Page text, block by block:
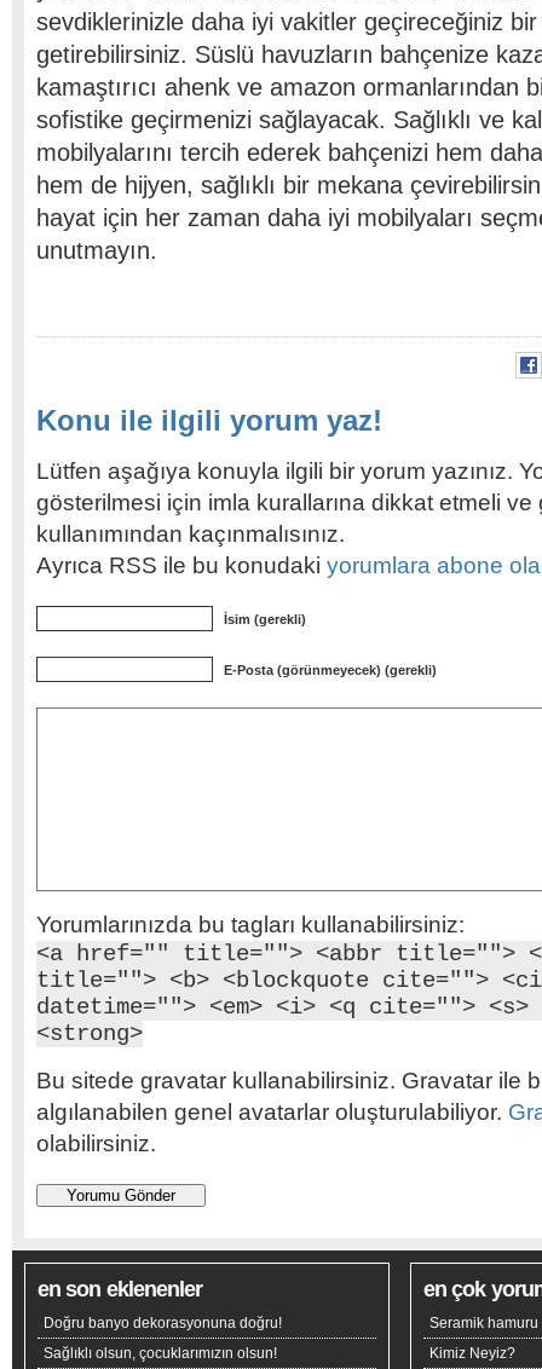
sevdiklerinizle daha iyi vakitler geçireceğiniz
getirebilirsiniz. Süslü havuzların bahçenize
kamaştırıcı ahenk ve amazon ormanlarından
sofistike geçirmenizi sağlayacak. Sağlıklı ve
mobilyalarını tercih ederek bahçenizi hem
hem de hijyen, sağlıklı bir mekana
hayat için her zaman daha iyi mobilyaları
unutmayın.
Konu ile ilgili yorum yaz!
Lütfen aşağıya konuyla ilgili bir yorum yazınız.
gösterilmesi için imla kurallarına dikkat etmeli
kullanımından kaçınmalısınız.
Ayrıca RSS ile bu konudaki yorumlara abone
İsim (gerekli)
E-Posta (görünmeyecek) (gerekli)
Yorumlarınızda bu tagları kullanabilirsiniz:
<a href="" title=""> <abbr title="">
title=""> <b> <blockquote cite="">
datetime=""> <em> <i> <q cite="">
<strong>
Bu sitede gravatar kullanabilirsiniz. Gravatar ile
algılanabilen genel avatarlar oluşturulabiliyor.
olabilirsiniz.
en son eklenenler
Doğru banyo dekorasyonuna doğru!
Sağlıklı olsun, çocuklarımızın olsun!
en çok
Seramik hamuru
Kimiz Neyiz?